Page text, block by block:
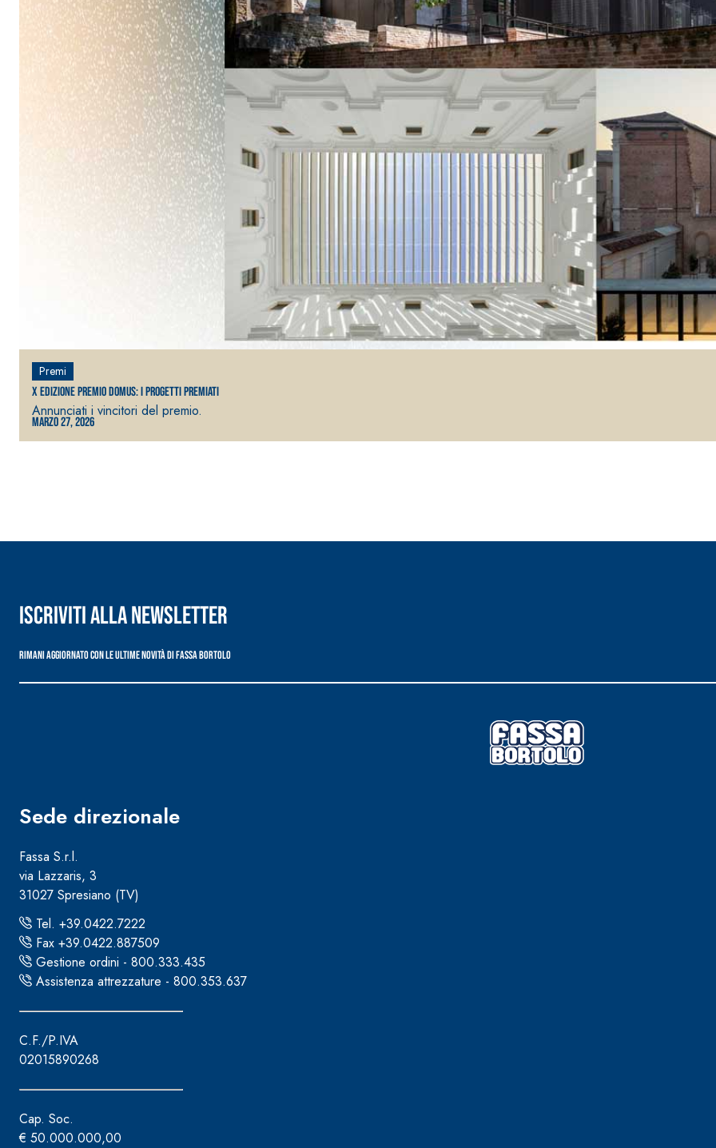
Premi
X Edizione Premio Domus: i progetti premiati
Annunciati i vincitori del premio.
Marzo 27, 2026
Sistema ISOLAMENTO TERMICO FASSATHERM
Collante-rasante alleggerito, fibrato, con calce idraulica naturale NHL 3,5
e speciali inerti alleggeriti
Iscriviti alla newsletter
Rimani aggiornato con le ultime novità di Fassa Bortolo
Sede direzionale
Fassa S.r.l.
via Lazzaris, 3
31027 Spresiano (TV)
Tel. +39.0422.7222
Fax +39.0422.887509
Gestione ordini - 800.333.435
Assistenza attrezzature - 800.353.637
C.F./P.IVA
02015890268
Cap. Soc.
€ 50.000.000,00